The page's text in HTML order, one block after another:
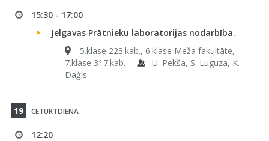
15:30 - 17:00
Jelgavas Prātnieku laboratorijas nodarbība.
5.klase 223.kab., 6.klase Meža fakultāte,
7.klase 317.kab.
U. Pekša, S. Luguza, K.
Daģis
19 CETURTDIENA
12:20